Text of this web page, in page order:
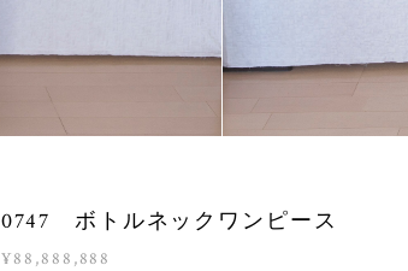
0747 ボトルネックワンピース
¥88,888,888